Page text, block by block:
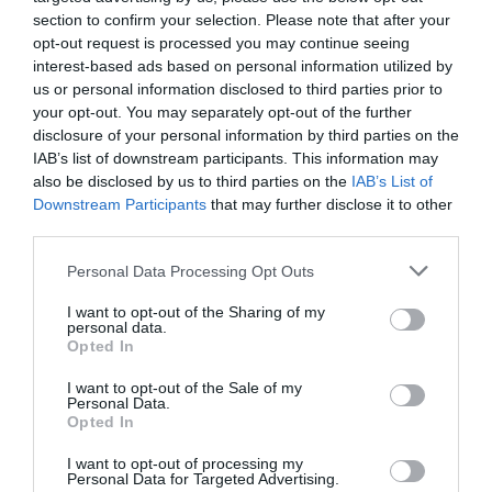
section to confirm your selection. Please note that after your
opt-out request is processed you may continue seeing
interest-based ads based on personal information utilized by
us or personal information disclosed to third parties prior to
your opt-out. You may separately opt-out of the further
disclosure of your personal information by third parties on the
IAB’s list of downstream participants. This information may
also be disclosed by us to third parties on the IAB’s List of
Downstream Participants that may further disclose it to other
Please note that this website/app uses one or more Google
not limited to your visit or usage behaviour. You may click to
grant or deny consent to Google and its third-party tags to
use your data for below specified purposes in below Google
consent section.
Personal Data Processing Opt Outs
I want to opt-out of the Sharing of my
personal data.
Opted In
I want to opt-out of the Sale of my
Personal Data.
Opted In
I want to opt-out of processing my
Personal Data for Targeted Advertising.
Οι επιστήμονες δεν ξέρουν.
Οι αθλητές δεν ξέρουν.
Οι αγροκτηνοτρόφοι δεν ξέρουν.
Μόνο Αυτός ξέρει τα πάντα, όλοι οι άλλοι
κάνουν χόμπι.
Και ψάχνει παραμύθια να ταίσει τον κόσμο, για
να αποφύγει… τα βράχια.
Ονειροπαρμένε σου επιτρέπουμε να φύγεις για
το επόμενο ταξίδι στας Ευρώπας..και
15/02/2016 στις 08:17